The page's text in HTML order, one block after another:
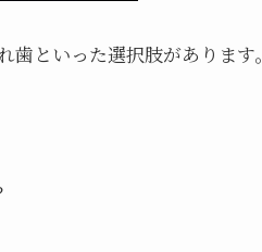
といった選択肢があります。